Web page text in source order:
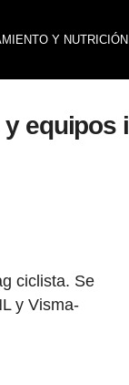
Y NUTRICIÓN
equipos
ciclista. Se
y Visma-